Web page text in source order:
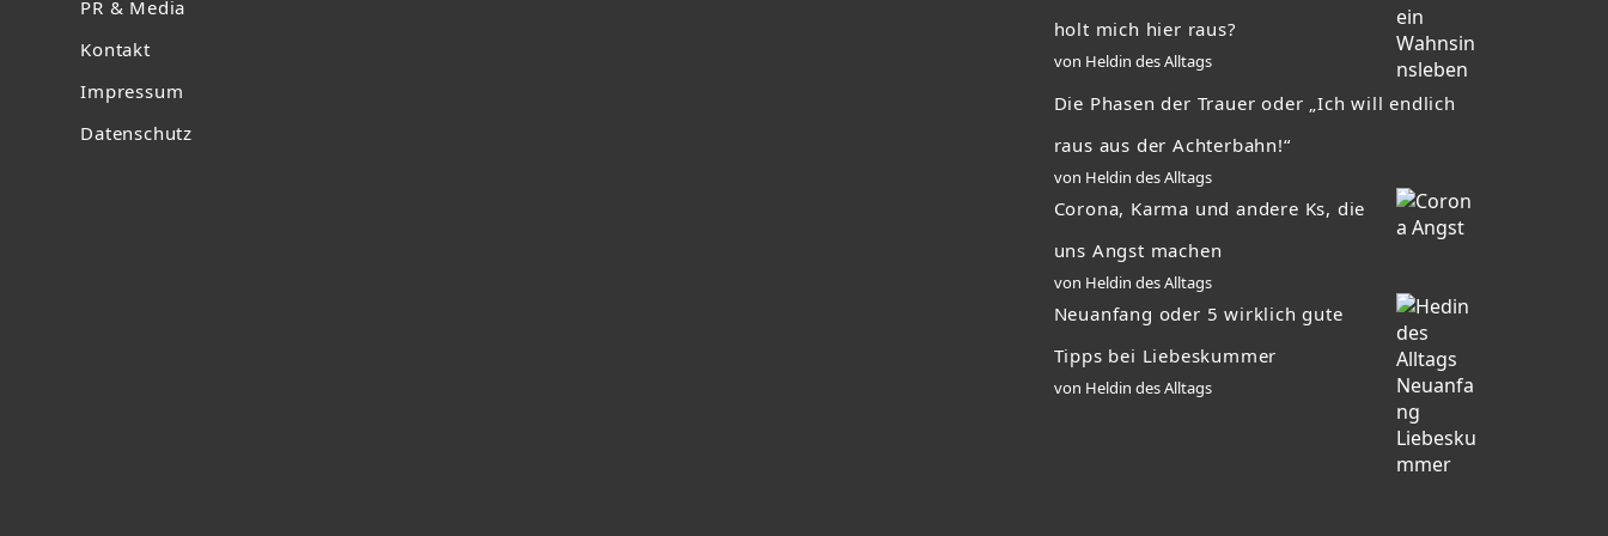
PR & Media
Kontakt
Impressum
Datenschutz
holt mich hier raus?
von Heldin des Alltags
Die Phasen der Trauer oder „Ich will endlich
raus aus der Achterbahn!“
von Heldin des Alltags
Corona, Karma und andere Ks, die
uns Angst machen
von Heldin des Alltags
Neuanfang oder 5 wirklich gute
Tipps bei Liebeskummer
von Heldin des Alltags